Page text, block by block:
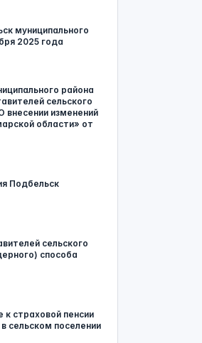
муниципального
2025 года
района
сельского
внесении изменений
области» от
Подбельск
сельского
способа
страховой пенсии
сельском поселении